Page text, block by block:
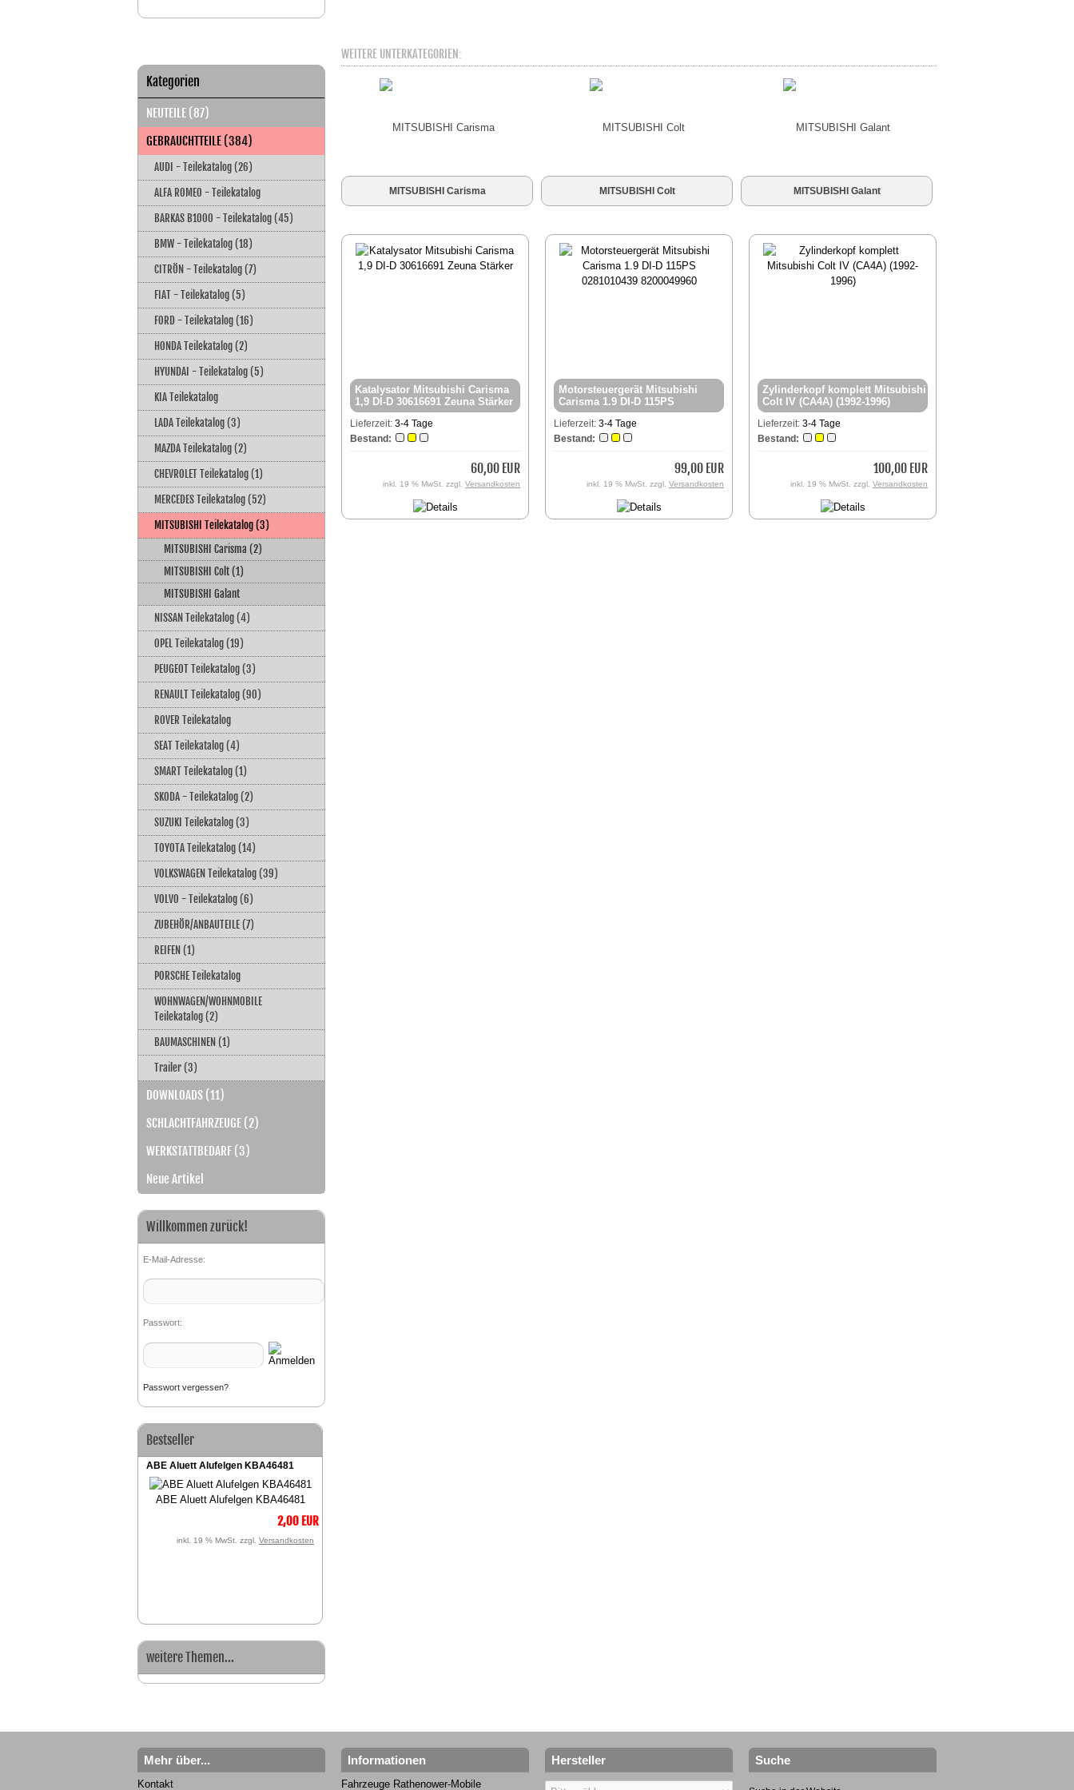
Kategorien
NEUTEILE (87)
GEBRAUCHTTEILE (384)
AUDI - Teilekatalog (26)
ALFA ROMEO - Teilekatalog
BARKAS B1000 - Teilekatalog (45)
BMW - Teilekatalog (18)
CITRÖN - Teilekatalog (7)
FIAT - Teilekatalog (5)
FORD - Teilekatalog (16)
HONDA Teilekatalog (2)
HYUNDAI - Teilekatalog (5)
KIA Teilekatalog
LADA Teilekatalog (3)
MAZDA Teilekatalog (2)
CHEVROLET Teilekatalog (1)
MERCEDES Teilekatalog (52)
MITSUBISHI Teilekatalog (3)
MITSUBISHI Carisma (2)
MITSUBISHI Colt (1)
MITSUBISHI Galant
NISSAN Teilekatalog (4)
OPEL Teilekatalog (19)
PEUGEOT Teilekatalog (3)
RENAULT Teilekatalog (90)
ROVER Teilekatalog
SEAT Teilekatalog (4)
SMART Teilekatalog (1)
SKODA - Teilekatalog (2)
SUZUKI Teilekatalog (3)
TOYOTA Teilekatalog (14)
VOLKSWAGEN Teilekatalog (39)
VOLVO - Teilekatalog (6)
ZUBEHÖR/ANBAUTEILE (7)
REIFEN (1)
PORSCHE Teilekatalog
WOHNWAGEN/WOHNMOBILE
Teilekatalog (2)
BAUMASCHINEN (1)
Trailer (3)
DOWNLOADS (11)
SCHLACHTFAHRZEUGE (2)
WERKSTATTBEDARF (3)
Neue Artikel
Willkommen zurück!
E-Mail-Adresse:
Passwort:
Passwort vergessen?
Bestseller
ABE Aluett Alufelgen KBA46481
ABE Aluett Alufelgen KBA46481
2,00 EUR
inkl. 19 % MwSt. zzgl. Versandkosten
weitere Themen...
WEITERE UNTERKATEGORIEN:
MITSUBISHI Carisma MITSUBISHI Colt MITSUBISHI Galant
Katalysator Mitsubishi Carisma
1,9 DI-D 30616691 Zeuna Stärker
Lieferzeit: 3-4 Tage
Bestand:
60,00 EUR
inkl. 19 % MwSt. zzgl. Versandkosten
Motorsteuergerät Mitsubishi
Carisma 1.9 DI-D 115PS
0281010439 8200049960
Lieferzeit: 3-4 Tage
Bestand:
99,00 EUR
inkl. 19 % MwSt. zzgl. Versandkosten
Zylinderkopf komplett Mitsubishi
Colt IV (CA4A) (1992-1996)
Lieferzeit: 3-4 Tage
Bestand:
100,00 EUR
inkl. 19 % MwSt. zzgl. Versandkosten
Mehr über...
Kontakt
Informationen
Fahrzeuge Rathenower-Mobile
Hersteller Suche